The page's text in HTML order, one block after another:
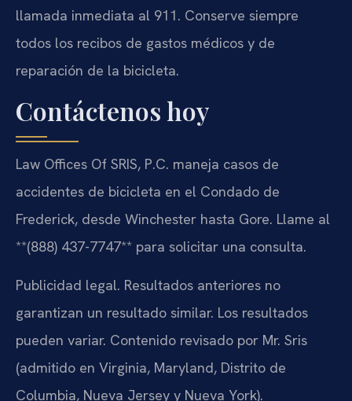
llamada inmediata al 911. Conserve siempre
todos los recibos de gastos médicos y de
reparación de la bicicleta.
Contáctenos hoy
Law Offices Of SRIS, P.C. maneja casos de
accidentes de bicicleta en el Condado de
Frederick, desde Winchester hasta Gore. Llame al
**(888) 437-7747** para solicitar una consulta.
Publicidad legal. Resultados anteriores no
garantizan un resultado similar. Los resultados
pueden variar. Contenido revisado por Mr. Sris
(admitido en Virginia, Maryland, Distrito de
Columbia, Nueva Jersey y Nueva York).